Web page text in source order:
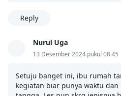
Reply
Nurul Uga
13 Desember 2024 pukul 08.45
Setuju banget ini, ibu rumah
kegiatan biar punya waktu